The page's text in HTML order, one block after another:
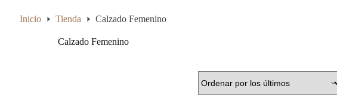
Inicio Tienda Calzado Femenino
Calzado Femenino